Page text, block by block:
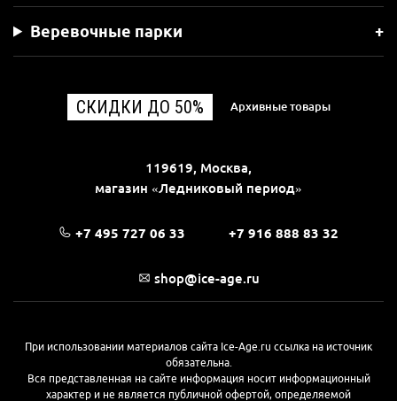
Веревочные парки
СКИДКИ ДО 50% Архивные товары
119619, Москва,
магазин «Ледниковый период»
+7 495 727 06 33 +7 916 888 83 32
shop@ice-age.ru
При использовании материалов сайта Ice-Age.ru ссылка на источник
обязательна.
Вся представленная на сайте информация носит информационный
характер и не является публичной офертой, определяемой